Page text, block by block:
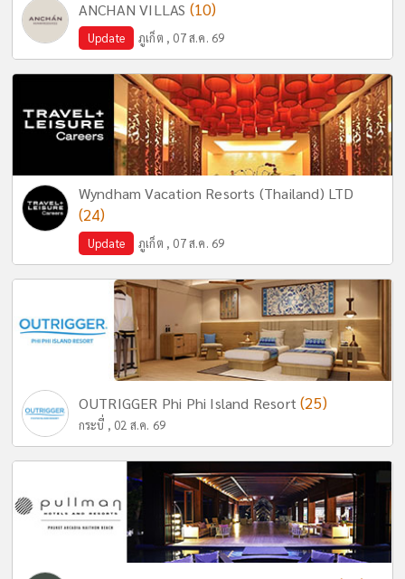
ANCHAN VILLAS (10)
Update ภูเก็ต , 07 ส.ค. 69
Wyndham Vacation Resorts (Thailand) LTD
(24)
Update ภูเก็ต , 07 ส.ค. 69
OUTRIGGER Phi Phi Island Resort(25)
กระบี่ , 02 ส.ค. 69